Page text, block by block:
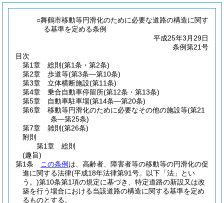
○舞鶴市移動等円滑化のために必要な道路の構造に関す
る基準を定める条例
平成25年3月29日
条例第21号
目次
第1章
総則 (第1条・第2条)
第2章
歩道等(第3条―第10条)
第3章
立体横断施設(第11条)
第4章
乗合自動車停留所(第12条・第13条)
第5章
自動車駐車場(第14条―第20条)
第6章
移動等円滑化のために必要なその他の施設等(第21
条―第25条)
第7章
雑則 (第26条)
附則
第1章
総則
(趣旨)
第1条
この条例 は、高齢者、障害者等の移動等の円滑化の促
進に関する法律(平成18年法律第91号。以下「法」とい
う。)第10条第1項の規定に基づき、特定道路の新設又は改
築を行う場合における当該道路の構造に関する基準を定め
るものとする。